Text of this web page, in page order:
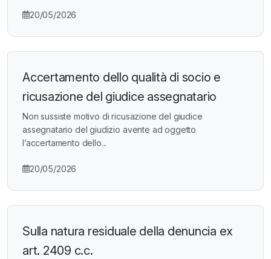
20/05/2026
Accertamento dello qualità di socio e
ricusazione del giudice assegnatario
Non sussiste motivo di ricusazione del giudice
assegnatario del giudizio avente ad oggetto
l’accertamento dello...
20/05/2026
Sulla natura residuale della denuncia ex
art. 2409 c.c.